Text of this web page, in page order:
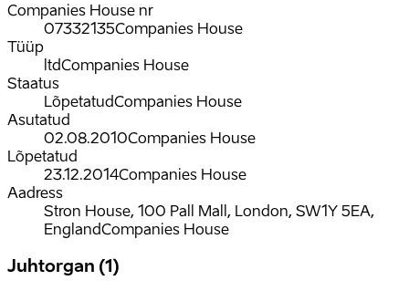
Companies House nr
07332135Companies House
Tüüp
ltdCompanies House
Staatus
LõpetatudCompanies House
Asutatud
02.08.2010Companies House
Lõpetatud
23.12.2014Companies House
Aadress
Stron House, 100 Pall Mall, London, SW1Y 5EA,
EnglandCompanies House
Juhtorgan (1)